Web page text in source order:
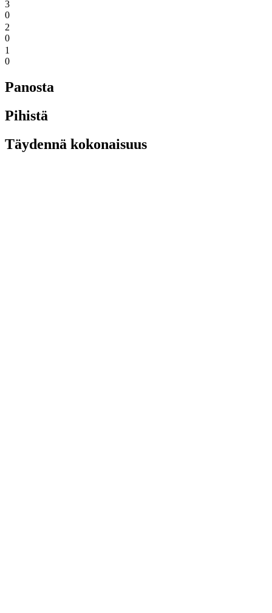
3
0
2
0
1
0
Panosta
Pihistä
Täydennä kokonaisuus